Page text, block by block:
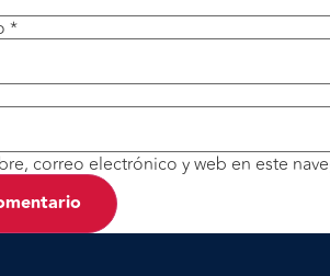
*
correo electrónico y web en este